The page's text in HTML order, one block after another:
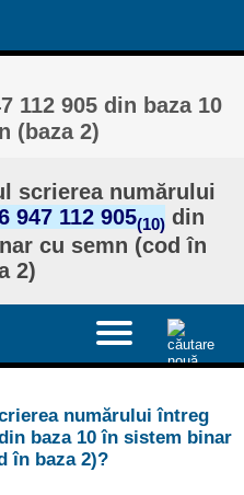
112 905 din baza 10
(baza 2)
scrierea numărului
947 112 905(10) din
cu semn (cod în
2)
numărului întreg
baza 10 în sistem binar
în baza 2)?